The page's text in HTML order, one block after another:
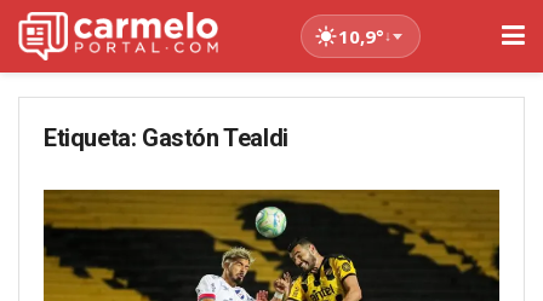
10,9°↓
Etiqueta: Gastón Tealdi